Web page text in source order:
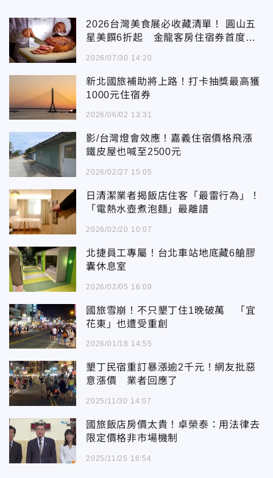
2026台灣美食展必收藏清單！ 圓山五
星美饌6折起 金龍客房住宿券首度亮
2026/07/30 14:20
新北國旅補助將上路！打卡抽獎最高獲
1000元住宿券
2026/06/02 13:31
影/台灣燈會效應！嘉義住宿價格飛漲
鐵皮屋也喊至2500元
2026/02/27 15:05
日清潔業者揭飯店住客「最雷行為」！
「電熱水壺煮泡麵」最離譜
2026/02/20 10:07
北捷員工專屬！台北車站地底藏6艙膠
囊休息室
2026/02/05 16:09
國旅雪崩！不只墾丁住1晚破萬 「宜
花東」也遭受重創
2026/01/18 14:55
墾丁民宿重訂暴漲逾2千元！網友批惡
意漲價 業者回應了
2025/11/30 14:07
國旅飯店房價太貴！卓榮泰：用法律去
限定價格非市場機制
2025/11/25 16:54